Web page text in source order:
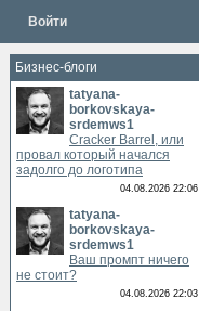
Войти
Бизнес-блоги
tatyana-
borkovskaya-
srdemws1
Cracker Barrel, или
провал который начался
задолго до логотипа
04.08.2026 22:06
tatyana-
borkovskaya-
srdemws1
Ваш промпт ничего
не стоит?
04.08.2026 22:03